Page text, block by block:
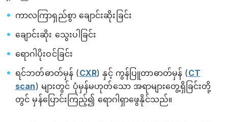
ကာလကြာရှည်စွာ ချောင်းဆိုးခြင်း
ချောင်းဆိုး သွေးပါခြင်း
ရောဂါပိုးဝင်ခြင်း
ရင်ဘတ်ဓာတ်မှန် (CXR) နှင့် ကွန်ပြူတာဓာတ်မှန် (CT
scan) များတွင် ပုံမှန်မဟုတ်သော အရာများတွေ့ရှိခြင်းတို့
တွင် မှန်ပြောင်းကြည့်၍ ‌ရောဂါရှာဖွေနိုင်သည်။